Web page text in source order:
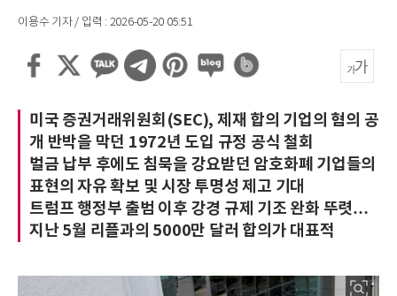
이용수 기자 / 입력 : 2026-05-20 05:51
미국 증권거래위원회(SEC), 제재 합의 기업의 혐의 공
개 반박을 막던 1972년 도입 규정 공식 철회
벌금 납부 후에도 침묵을 강요받던 암호화폐 기업들의
표현의 자유 확보 및 시장 투명성 제고 기대
트럼프 행정부 출범 이후 강경 규제 기조 완화 뚜렷…
지난 5월 리플과의 5000만 달러 합의가 대표적